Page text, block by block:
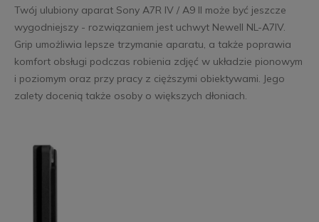
Twój ulubiony aparat Sony A7R IV / A9 II może być jeszcze
wygodniejszy - rozwiązaniem jest uchwyt Newell NL-A7IV.
Grip umożliwia lepsze trzymanie aparatu, a także poprawia
komfort obsługi podczas robienia zdjęć w układzie pionowym
i poziomym oraz przy pracy z cięższymi obiektywami. Jego
zalety docenią także osoby o większych dłoniach.